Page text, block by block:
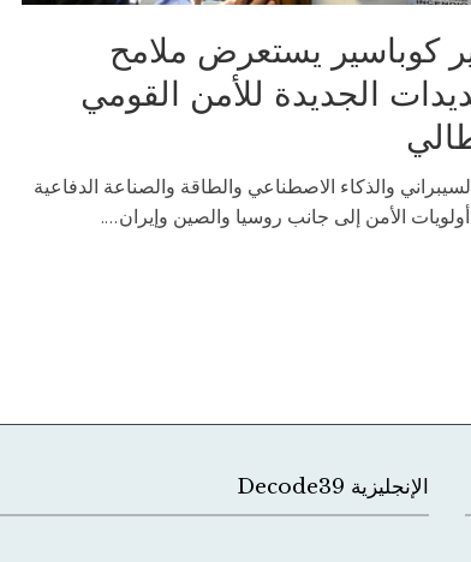
كوباسير يستعرض ملامح
الجديدة للأمن القومي
والذكاء الاصطناعي والطاقة والصناعة الدفاعية
الأمن إلى جانب روسيا والصين وإيران....
الإنجليزية Decode39